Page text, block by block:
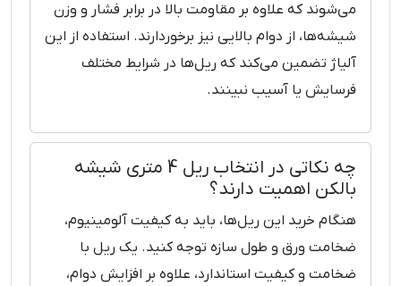
می‌شوند که علاوه بر مقاومت بالا در برابر فشار و وزن
شیشه‌ها، از دوام بالایی نیز برخوردارند. استفاده از این
آلیاژ تضمین می‌کند که ریل‌ها در شرایط مختلف
فرسایش یا آسیب نبینند.
چه نکاتی در انتخاب ریل 4 متری شیشه
بالکن اهمیت دارند؟
هنگام خرید این ریل‌ها، باید به کیفیت آلومینیوم،
ضخامت ورق و طول سازه توجه کنید. یک ریل با
ضخامت و کیفیت استاندارد، علاوه بر افزایش دوام،